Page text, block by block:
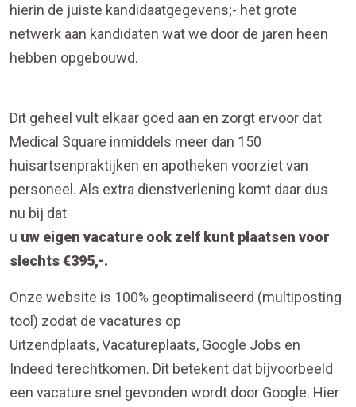
hierin de juiste kandidaatgegevens;- het grote
netwerk aan kandidaten wat we door de jaren heen
hebben opgebouwd.
Dit geheel vult elkaar goed aan en zorgt ervoor dat
Medical Square inmiddels meer dan 150
huisartsenpraktijken en apotheken voorziet van
personeel. Als extra dienstverlening komt daar dus
nu bij dat
u uw eigen vacature ook zelf kunt plaatsen voor
slechts €395,-.
Onze website is 100% geoptimaliseerd (multiposting
tool) zodat de vacatures op
Uitzendplaats, Vacatureplaats, Google Jobs en
Indeed terechtkomen. Dit betekent dat bijvoorbeeld
een vacature snel gevonden wordt door Google. Hier